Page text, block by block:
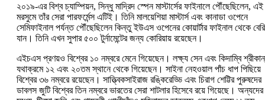
২০১৯-এর বিশ্ব চ্যাম্পিয়ন, সিন্ধু মাদ্রিদ স্পেন মাস্টার্সের ফাইনালে পৌঁছেছিলেন, এই
মরসুমে তাঁর সেরা পারফর্মেন্স এটিই। তিনি মালয়েশিয়া মাস্টার্স এবং কানাডা ওপেনে
সেমিফাইনাল পর্যন্ত পৌঁছেছিলেন কিন্তু ইউএস ওপেনের কোয়ার্টার ফাইনাল থেকে
যান। তিনি এখন সুপার ৫০০ টুর্নামেন্টের জন্য কোরিয়ায় রয়েছেন।
এইচএস প্রণয়ও বিশ্বের ১০ নম্বরে মেনে গিয়েছেন। লক্ষ্য সেন এবং কিদাম্বি
যথাক্রমে ১২ এবং ২০তম স্থানে থেকে গিয়েছেন। সাইনা নেহওয়াল পাঁচ ধাপ পিছিয়ে
বিশ্বের ৩৬ নম্বরে রয়েছেন। সাত্ত্বিকসাইরাজ রঙ্কিরেড্ডি এবং চিরাগ শেট্টির পুরুষদের
ডাবলস জুটি বিশ্বের তিন নম্বরে ভারতের সেরা শাটলার হিসেবে রয়ে গিয়েছে। অন্যদের